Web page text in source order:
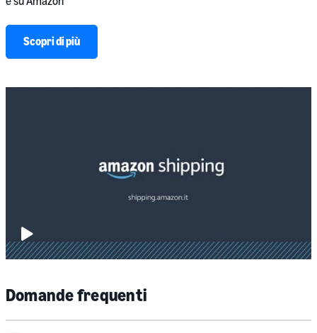
Scopri di più
video:
Domande frequenti